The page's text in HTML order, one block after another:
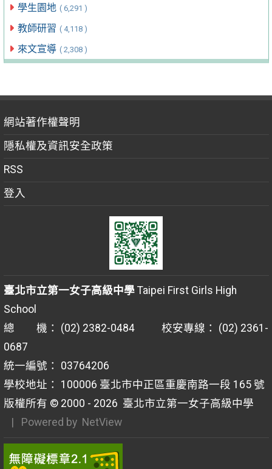
學生園地 ( 6,291 )
教師研習 ( 4,118 )
來文宣導 ( 2,308 )
網站著作權聲明
隱私權及資訊安全政策
RSS
登入
臺北市立第一女子高級中學Taipei First Girls High
School
總 機： (02) 2382-0484 校安專線： (02) 2361-
0687
統一編號： 03764206
學校地址： 100006 臺北市中正區重慶南路一段 165 號
版權所有 © 2000 - 2026 臺北市立第一女子高級中學
| Powered by NetView